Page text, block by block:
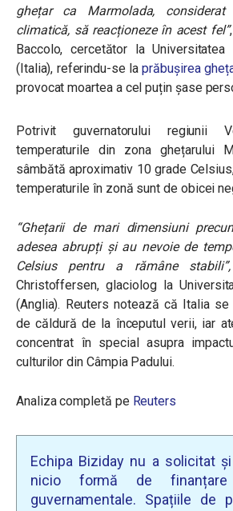
ghețar ca Marmolada,
climatică, să reacționeze în acest fel”
Baccolo, cercetător la Universitatea
(Italia), referindu-se laprăbușirea
provocat moartea a cel puțin șase
Potrivit guvernatorului regiunii
temperaturile din zona ghețarului
sâmbătă aproximativ 10 grade
temperaturile în zonă sunt de obicei
“Ghețarii de mari dimensiuni
adesea abrupți și au nevoie de
Celsius pentru a rămâne stabili
Christoffersen, glaciolog la
(Anglia). Reuters notează că Italia
de căldură de la începutul verii, iar
concentrat în special asupra
culturilor din Câmpia Padului.
Analiza completă pe Reuters
Echipa Biziday nu a solicitat
nicio formă de
guvernamentale. Spațiile de